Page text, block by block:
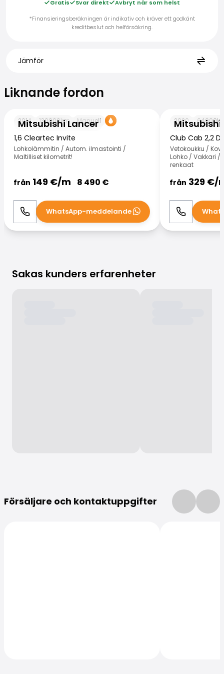
Gratis Svar direkt
Avbryt när som helst
*Finansieringsberäkningen är indikativ och kräver ett godkänt
kreditbeslut och helförsäkring.
Jämför
Liknande fordon
Mitsubishi Lancer
2014 130000km Manuell
1,6 Cleartec Invite
Lohkolämmitin / Autom. ilmastointi /
Maltilliset kilometrit!
från 149 €/m 8 490 €
Ring WhatsApp
WhatsApp-meddelande
Mitsubishi
2020 64000
Club Cab 2,2
Vetokoukku /
Lohko / Vakkari /
renkaat
från 329 €/
Ring
Sakas kunders erfarenheter
Försäljare och kontaktuppgifter